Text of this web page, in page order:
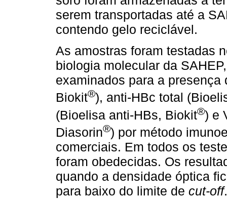
serem transportadas até a
contendo gelo reciclável.
As amostras foram testadas
biologia molecular da
examinados para a
Biokit®), anti-HBc total
(Bioelisa anti-HBs, Biokit®) e
Diasorin®) por método
comerciais. Em todos os
foram obedecidas. Os
quando a densidade óptica
para baixo do limite de cut-off.